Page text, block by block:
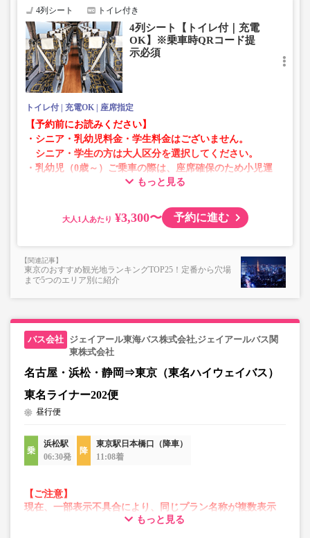
4列シート トイレ付き
4列シート【トイレ付｜充電
OK】※乗車時QRコード提
示必須
トイレ付 充電OK 座席指定
【予約前にお読みください】
・シニア・乳幼児料金・学生料金はございません。
シニア・学生の方は大人区分を選択してください。
・乳幼児（0歳～）ご乗車の際は、座席確保のため小児運
賃での乗車券が必要です。
・AM1時～5時の間はシステムメンテナンスの為ご予約が
・在庫の状況はリアルタイムの表示ではございません。
※売り切れの場合でも残数が表示される場合がありま
す。
・一部取り扱いのない停留所がある場合がございます。
・充電設備は車両により異なり、USBタイプまたはコンセ
ントタイプでのご用意となります。
・増便や車両整備等の都合により、予告なく車両・シート
仕様が変更となる場合がございます。あらかじめご了承く
もっと見る
大人 ¥3,300〜 予約に進む
東京のおすすめ観光地ランキングTOP25！定番から穴場
まで5つのエリア別に紹介
ジェイアール東海バス株式会社,ジェイアールバス関
東株式会社
名古屋・浜松・静岡⇒東京（東名ハイウェイバス）
東名ライナー202便
昼行便
浜松駅
06:30発
東京駅日本橋口（降車）
11:08着
【ご注意】
現在、一部表示不具合により、同じプラン名称が複数表示
される場合がございます。もっと見る